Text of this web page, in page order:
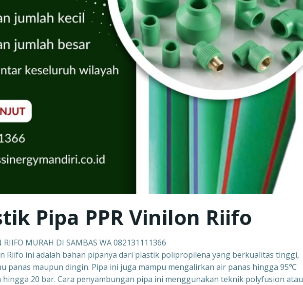
Pipa PPR Vinilon Riifo
RIIFO MURAH DI SAMBAS WA 082131111366
Riifo ini adalah bahan pipanya dari plastik polipropilena yang berkualitas tinggi,
panas maupun dingin. Pipa ini juga mampu mengalirkan air panas hingga 95℃
20 bar. Cara penyambungan pipa ini menggunakan teknik polyfusion atau